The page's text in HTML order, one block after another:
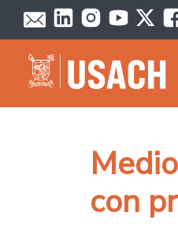
Pasar al contenido principal
con